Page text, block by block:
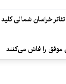
خراسان شمالی کلید
موفق را فاش می‌کنند